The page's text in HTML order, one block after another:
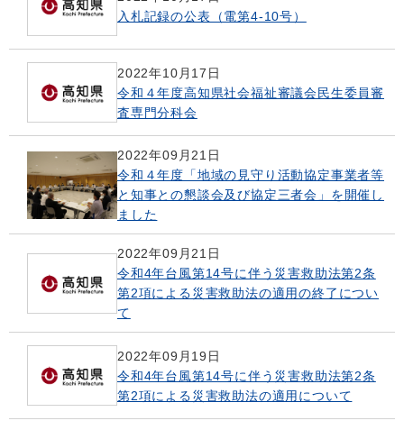
入札記録の公表（電第4-10号）
2022年10月17日
令和４年度高知県社会福祉審議会民生委員審
査専門分科会
2022年09月21日
令和４年度「地域の見守り活動協定事業者等
と知事との懇談会及び協定三者会」を開催し
ました
2022年09月21日
令和4年台風第14号に伴う災害救助法第2条
第2項による災害救助法の適用の終了につい
て
2022年09月19日
令和4年台風第14号に伴う災害救助法第2条
第2項による災害救助法の適用について